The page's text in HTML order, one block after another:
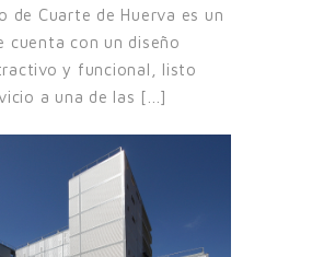
de Cuarte de Huerva es un
cuenta con un diseño
y funcional, listo
a una de las [...]